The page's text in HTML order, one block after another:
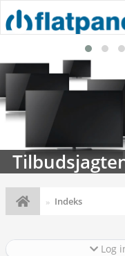
Indeks
Log